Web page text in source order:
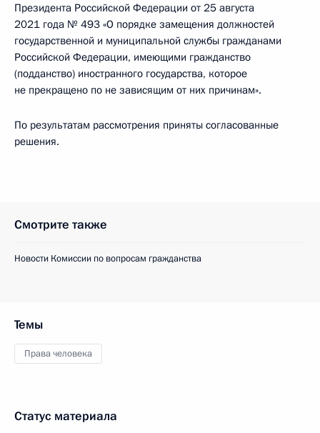
Президента Российской Федерации от 25 августа
2021 года № 493 «О порядке замещения должностей
государственной и муниципальной службы гражданами
Российской Федерации, имеющими гражданство
(подданство) иностранного государства, которое
не прекращено по не зависящим от них причинам».
По результатам рассмотрения приняты согласованные
решения.
Смотрите также
Новости Комиссии по вопросам гражданства
Темы
Права человека
Статус материала